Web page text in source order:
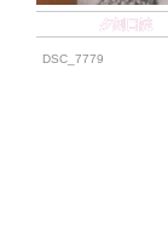
夕刻日誌
DSC_7779